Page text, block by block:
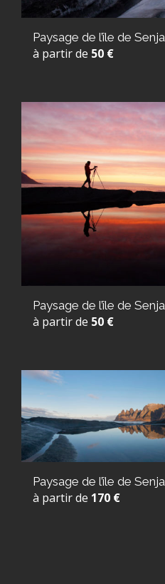
Paysage de l’île de Senja
à partir de 50 €
Paysage de l’île de Senja
à partir de 50 €
Paysage de l’île de Senja
à partir de 170 €